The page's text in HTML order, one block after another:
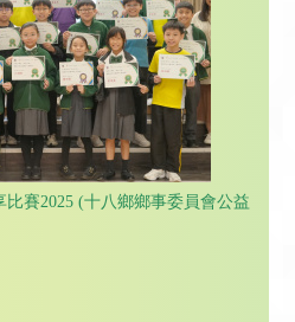
賽2025 (十八鄉鄉事委員會公益